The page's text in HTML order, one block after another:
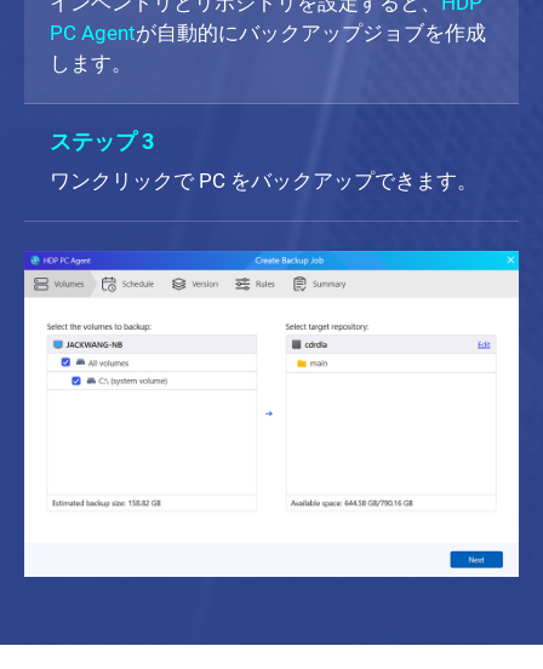
PC Agentが自動的にバックアップジョブを作成
します。
ステップ 3
ワンクリックで PC をバックアップできます。